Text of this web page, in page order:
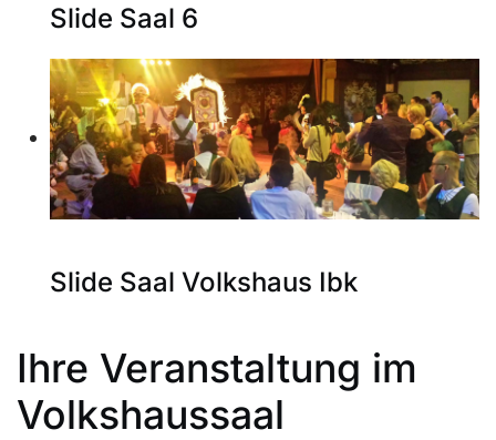
Slide Saal 6
Slide Saal Volkshaus Ibk
Ihre Veranstaltung im
Volkshaussaal